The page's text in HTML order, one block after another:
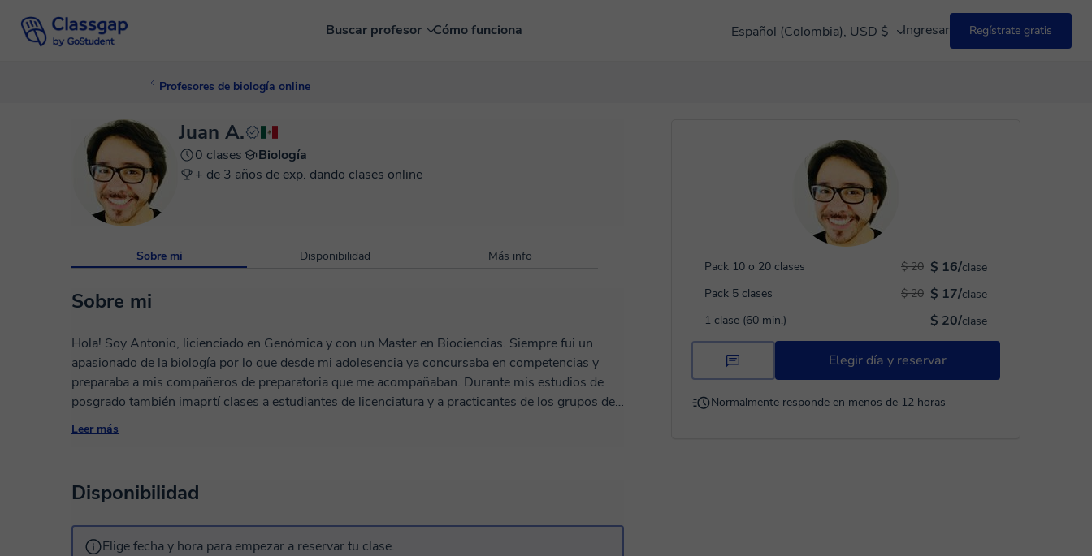
Buscar profesor Cómo funciona Español (Colombia), USD $ Ingresar Regístrate gratis
Profesores de biología online
Pack 10 o 20 clases $ 16/clase
$ 20
Pack 5 clases
$ 17/clase
$ 20
1 clase (60 min.)
$ 20/clase
Elegir día y reservar
Normalmente responde en menos de 12 horas
Juan A.
0 clases
Biología
+ de 3 años de exp. dando clases online
Sobre mi Disponibilidad Más info
Sobre mi
Hola! Soy Antonio, licienciado en Genómica y con un Master en Biociencias. Siempre fui un
apasionado de la biología por lo que desde mi adolesencia ya concursaba en competencias y
preparaba a mis compañeros de preparatoria que me acompañaban. Durante mis estudios de
posgrado también imaprtí clases a estudiantes de licenciatura y a practicantes de los grupos de
investigación en los que he trabajado. Si buscas explicaciones práticas y sencillas de temas que
Leer más
Disponibilidad
Elige fecha y hora para empezar a reservar tu clase.